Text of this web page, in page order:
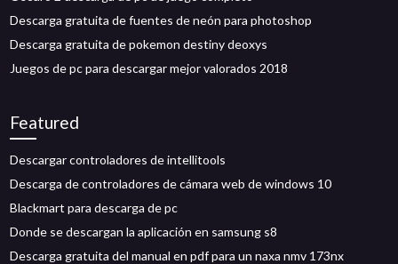
Descarga gratuita de fuentes de neón para photoshop
Descarga gratuita de pokemon destiny deoxys
Juegos de pc para descargar mejor valorados 2018
Featured
Descargar controladores de intellitools
Descarga de controladores de cámara web de windows 10
Blackmart para descarga de pc
Donde se descargan la aplicación en samsung s8
Descarga gratuita del manual en pdf para un naxa nmv 173nx